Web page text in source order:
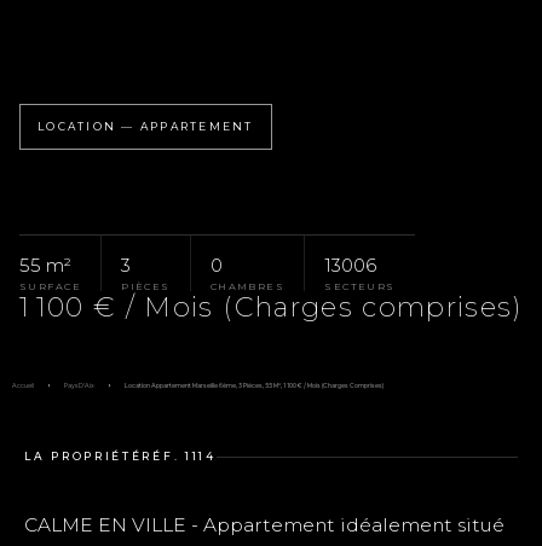
LOCATION — APPARTEMENT
55 m²
SURFACE
3
PIÈCES
0
CHAMBRES
13006
SECTEURS
1 100 € / Mois (Charges comprises)
Accueil Pays D'Aix Location Appartement Marseille 6ème, 3 Pièces, 55 M², 1 100 € / Mois (Charges Comprises)
LA PROPRIÉTÉ RÉF. 1114
CALME EN VILLE - Appartement idéalement situé